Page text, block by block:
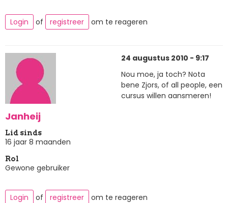
Login of registreer om te reageren
Janheij
Lid sinds
16 jaar 8 maanden
Rol
Gewone gebruiker
24 augustus 2010 - 9:17
Nou moe, ja toch? Nota
bene Zjors, of all people, een
cursus willen aansmeren!
Login of registreer om te reageren